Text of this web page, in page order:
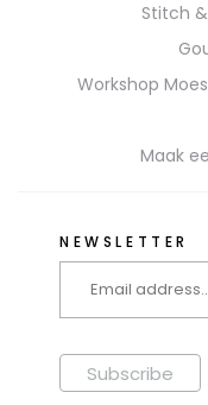
Stitch
Workshop
Maak
NEWSLETTER